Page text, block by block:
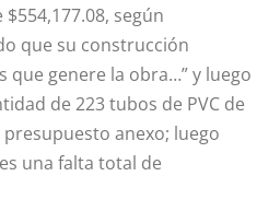
según
que su construcción
que genere la obra…” y luego
de 223 tubos de PVC de
anexo; luego
una falta total de